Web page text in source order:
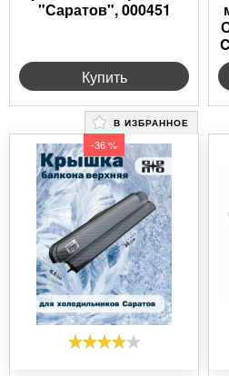
"Саратов", 000451
Купить
В ИЗБРАННОЕ
-36 %